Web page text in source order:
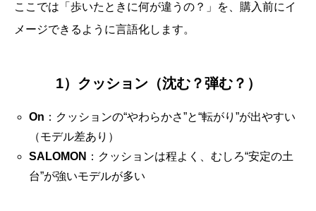
ここでは「歩いたときに何が違うの？」を、購入前にイ
メージできるように言語化します。
1）クッション（沈む？弾む？）
On ：クッションの“やわらかさ”と“転がり”が出やすい
（モデル差あり）
SALOMON ：クッションは程よく、むしろ“安定の土
台”が強いモデルが多い